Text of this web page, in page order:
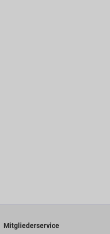
Mitgliederservice